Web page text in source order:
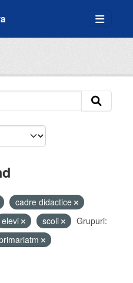
cadre didactice
elevi scoli
Grupuri: